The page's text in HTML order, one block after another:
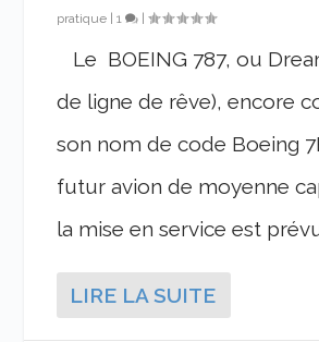
pratique |1 |
Le BOEING 787, ou
de ligne de rêve), encore
son nom de code Boeing
futur avion de moyenne
la mise en service est
LIRE LA SUITE